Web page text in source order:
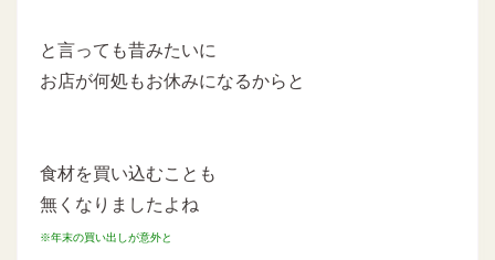
と言っても昔みたいに
お店が何処もお休みになるからと
食材を買い込むことも
無くなりましたよね
※年末の買い出しが意外と